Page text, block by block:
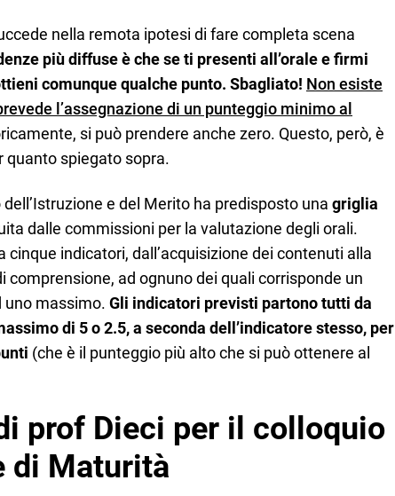
nella remota ipotesi di fare completa scena
più diffuse è che se ti presenti all’orale e firmi
comunque qualche punto. Sbagliato! Non esiste
l’assegnazione di un punteggio minimo al
si può prendere anche zero. Questo, però, è
quanto spiegato sopra.
e del Merito ha predisposto una griglia
dalle commissioni per la valutazione degli orali.
cinque indicatori, dall’acquisizione dei contenuti alla
comprensione, ad ognuno dei quali corrisponde un
uno massimo. Gli indicatori previsti partono tutti da
di 5 o 2.5, a seconda dell’indicatore stesso, per
(che è il punteggio più alto che si può ottenere al
prof Dieci per il colloquio
di Maturità